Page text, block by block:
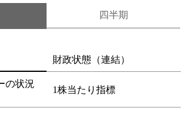
四半期
財政状態（連結）
の状況
1株当たり指標